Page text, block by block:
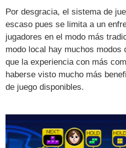
Por desgracia, el sistema de
escaso pues se limita a un
jugadores en el modo más
modo local hay muchos modos
que la experiencia con más
haberse visto mucho más
de juego disponibles.